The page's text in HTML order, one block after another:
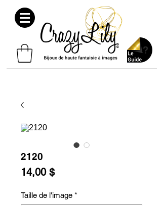
2120
14,00 $Prix
Taille de l'image *